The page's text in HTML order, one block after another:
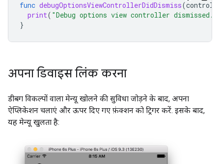
func debugOptionsViewControllerDidDismiss(
print( "Debug options view controller dismissed."
}
अपना डिवाइस लिंक करना
डीबग विकल्पों वाला मेन्यू खोलने की सुविधा जोड़ने के बाद, अपना
ऐप्लिकेशन चलाएं और ऊपर दिए गए फ़ंक्शन को ट्रिगर करें. इसके बाद,
यह मेन्यू खुलता है: